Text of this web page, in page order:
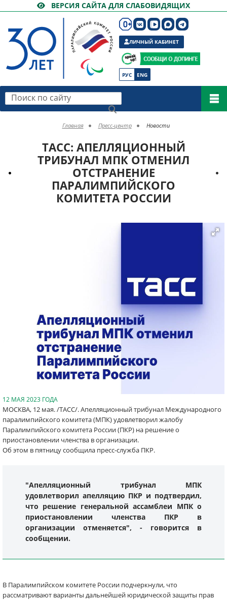
ВЕРСИЯ САЙТА ДЛЯ СЛАБОВИДЯЩИХ
РУС ENG
ЛИЧНЫЙ КАБИНЕТ
Поиск по сайту
Главная Пресс-центр Новости
ТАСС: АПЕЛЛЯЦИОННЫЙ
ТРИБУНАЛ МПК ОТМЕНИЛ
ОТСТРАНЕНИЕ
ПАРАЛИМПИЙСКОГО
КОМИТЕТА РОССИИ
12 МАЯ 2023 ГОДА
МОСКВА, 12 мая. /ТАСС/. Апелляционный трибунал Международного
паралимпийского комитета (МПК) удовлетворил жалобу
Паралимпийского комитета России (ПКР) на решение о
приостановлении членства в организации.
Об этом в пятницу сообщила пресс-служба ПКР.
"Апелляционный трибунал МПК
удовлетворил апелляцию ПКР и подтвердил,
что решение генеральной ассамблеи МПК о
приостановлении членства ПКР в
организации отменяется", - говорится в
сообщении.
В Паралимпийском комитете России подчеркнули, что
рассматривают варианты дальнейшей юридической защиты прав